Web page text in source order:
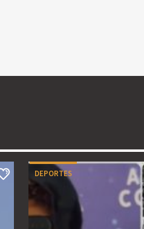
DEPORTES